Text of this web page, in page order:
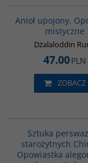
Anioł upojony.
mistyczne
Dżalaloddin
47.00PLN
ZOBACZ
Sztuka
starożytnych
Opowiastka